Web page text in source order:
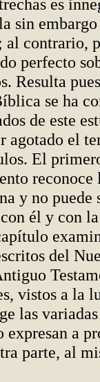
es
sin
contrario,
perfecto
Resulta
se ha
de este
agotado el
El
y no puede
él y con
del
vistos a la
las
expresan a
parte, al